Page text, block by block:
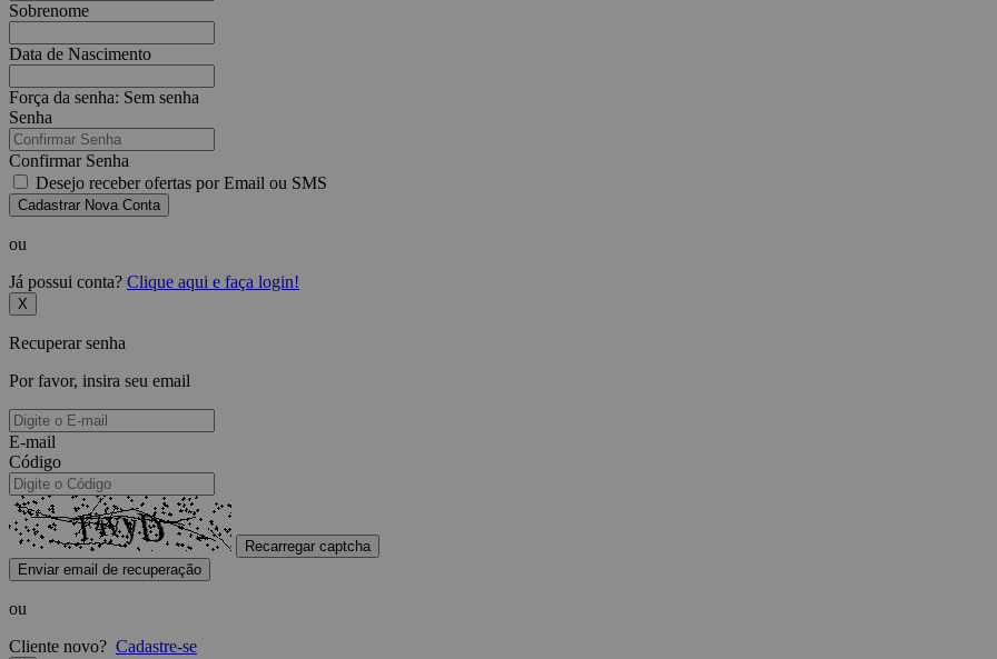
Sobrenome
Data de Nascimento
Força da senha: Sem senha
Senha
Confirmar Senha
Desejo receber ofertas por Email ou SMS
Cadastrar Nova Conta
ou
Já possui conta? Clique aqui e faça login!
X
Recuperar senha
Por favor, insira seu email
E-mail
Código
Recarregar captcha
Enviar email de recuperação
ou
Cliente novo? Cadastre-se